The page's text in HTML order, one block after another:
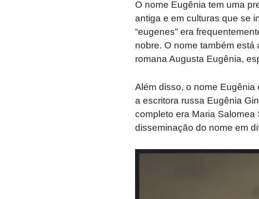
O nome Eugênia tem uma
antiga e em culturas que se
“eugenes” era
nobre. O nome também
romana Augusta Eugênia,
Além disso, o nome
a escritora russa Eugênia
completo era Maria Salomea
disseminação do nome em